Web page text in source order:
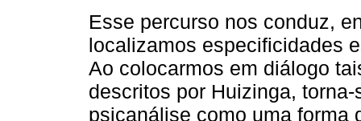
Esse percurso nos conduz,
localizamos especificidades
Ao colocarmos em diálogo
descritos por Huizinga,
psicanálise como uma forma